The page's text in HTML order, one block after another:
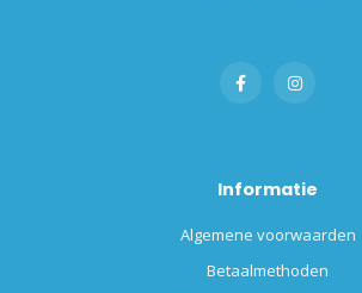
Informatie
Algemene voorwaarden
Betaalmethoden